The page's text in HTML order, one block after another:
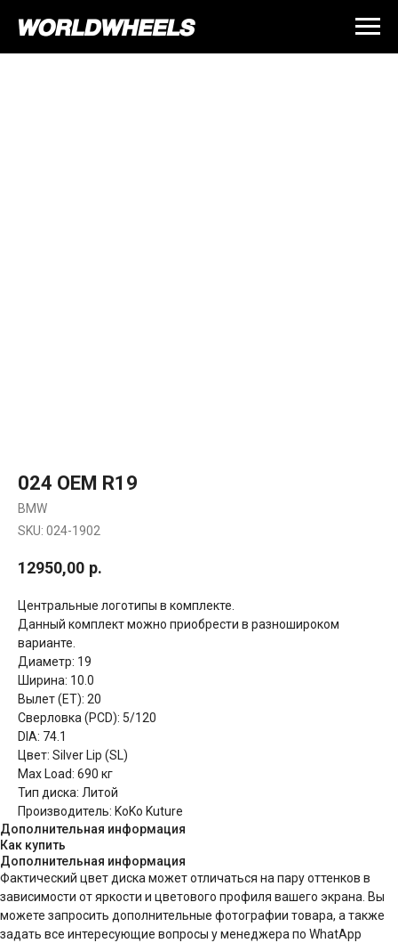
024 OEM R19
BMW
SKU: 024-1902
12950,00 р.
Центральные логотипы в комплекте.
Данный комплект можно приобрести в разношироком
варианте.
Диаметр: 19
Ширина: 10.0
Вылет (ET): 20
Сверловка (PCD): 5/120
DIA: 74.1
Цвет: Silver Lip (SL)
Max Load: 690 кг
Тип диска: Литой
Производитель: KoKo Kuture
Дополнительная информация
Как купить
Дополнительная информация
Фактический цвет диска может отличаться на пару оттенков в
зависимости от яркости и цветового профиля вашего экрана. Вы
можете запросить дополнительные фотографии товара, а также
задать все интересующие вопросы у менеджера по WhatApp